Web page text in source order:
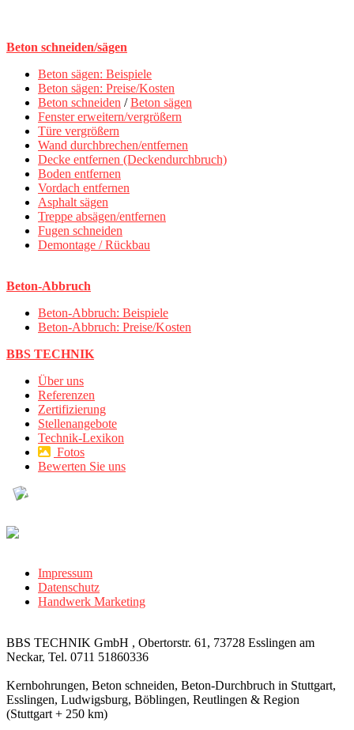
Beton schneiden/sägen
Beton sägen: Beispiele
Beton sägen: Preise/Kosten
Beton schneiden /Beton sägen
Fenster erweitern/vergrößern
Türe vergrößern
Wand durchbrechen/entfernen
Decke entfernen (Deckendurchbruch)
Boden entfernen
Vordach entfernen
Asphalt sägen
Treppe absägen/entfernen
Fugen schneiden
Demontage / Rückbau
Beton-Abbruch
Beton-Abbruch: Beispiele
Beton-Abbruch: Preise/Kosten
BBS TECHNIK
Über uns
Referenzen
Zertifizierung
Stellenangebote
Technik-Lexikon
Fotos
Bewerten Sie uns
Impressum
Datenschutz
Handwerk Marketing
BBS TECHNIK GmbH , Obertorstr. 61, 73728 Esslingen am
Neckar, Tel. 0711 51860336
Kernbohrungen, Beton schneiden, Beton-Durchbruch in Stuttgart,
Esslingen, Ludwigsburg, Böblingen, Reutlingen & Region
(Stuttgart + 250 km)